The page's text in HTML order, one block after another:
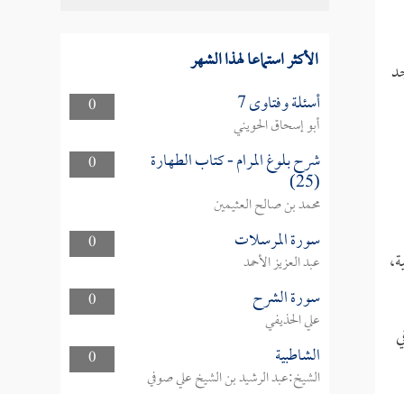
الأكثر استماعا لهذا الشهر
0 أسئلة وفتاوى 7
أبو إسحاق الحويني
0
شرح بلوغ المرام - كتاب الطهارة
(25)
محمد بن صالح العثيمين
0
سورة المرسلات
عبد العزيز الأحمد
0
سورة الشرح
علي الحذيفي
0
الشاطبية
الشيخ:عبد الرشيد بن الشيخ علي صوفي